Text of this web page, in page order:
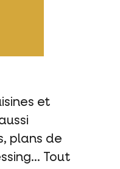
et
plans de
Tout